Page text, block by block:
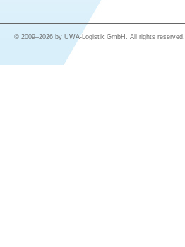
© 2009–2026 by UWA-Logistik GmbH. All rights reserved.